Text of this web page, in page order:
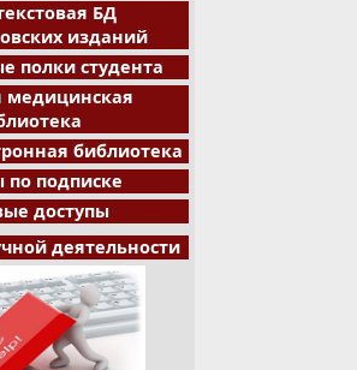
БД
изданий
полки студента
медицинская
библиотека
по подписке
доступы
деятельности